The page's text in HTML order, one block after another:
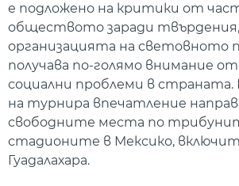
е подложено на критики от
обществото заради
организацията на световното
получава по-голямо внимание
социални проблеми в
на турнира впечатление
свободните места по
стадионите в Мексико,
Гуадалахара.